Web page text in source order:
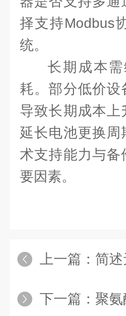
择支持Modbus
统。
长期成本
耗。部分低价
导致长期成本
延长电池更换
术支持能力与
要因素。
上一篇： 简
下一篇： 聚氨